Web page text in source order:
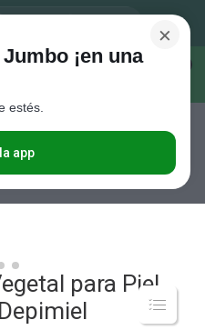
×
¡en una
estés.
app
para Piel